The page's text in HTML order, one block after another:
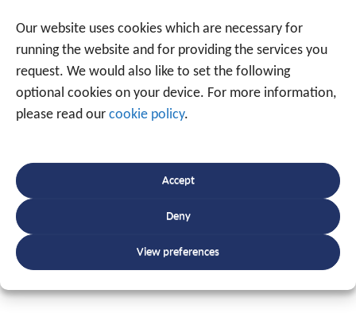
Our website uses cookies which are necessary for
running the website and for providing the services you
request. We would also like to set the following
optional cookies on your device. For more information,
please read our cookie policy.
Accept
Deny
View preferences
Alles in realtime
Op pc, tablet of smartphone
U raadpleegt onmiddellijk alle gewenste
informatie op tabellen, grafieken, kaarten, …
VRAAG NAAR UW VOORSTEL